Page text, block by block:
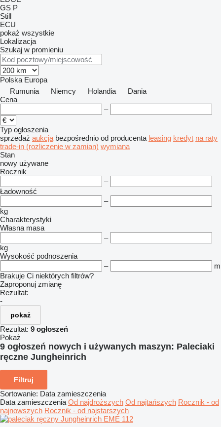
GS P
Still
ECU
pokaż wszystkie
Lokalizacja
Szukaj w promieniu
Polska Europa
Rumunia
Niemcy Holandia
Dania
Cena
–
Typ ogłoszenia
sprzedaż aukcja bezpośrednio od producenta leasing kredyt na raty
trade-in (rozliczenie w zamian) wymiana
Stan
nowy używane
Rocznik
–
Ładowność
–
kg
Charakterystyki
Własna masa
–
kg
Wysokość podnoszenia
–
m
Brakuje Ci niektórych filtrów?
Zaproponuj zmianę
Rezultat:
-
pokaż
Rezultat: 9 ogłoszeń
Pokaż
9 ogłoszeń nowych i używanych maszyn: Paleciaki
ręczne Jungheinrich
Filtruj
Sortowanie: Data zamieszczenia
Data zamieszczenia Od najdroższych Od najtańszych Rocznik - od
najnowszych Rocznik - od najstarszych